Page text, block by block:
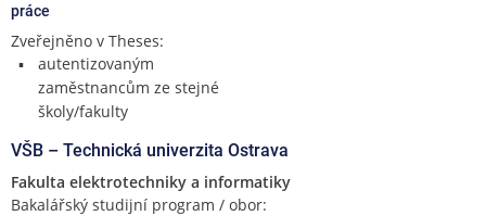
práce
Zveřejněno v Theses:
autentizovaným
zaměstnancům ze stejné
školy/fakulty
VŠB – Technická univerzita Ostrava
Fakulta elektrotechniky a informatiky
Bakalářský studijní program / obor: